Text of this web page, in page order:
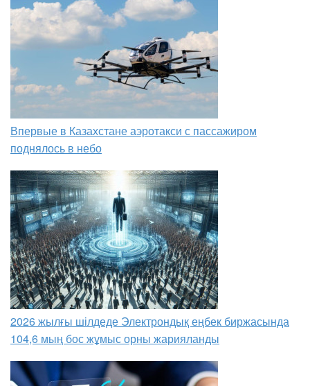
Впервые в Казахстане аэротакси с пассажиром
поднялось в небо
2026 жылғы шілдеде Электрондық еңбек биржасында
104,6 мың бос жұмыс орны жарияланды